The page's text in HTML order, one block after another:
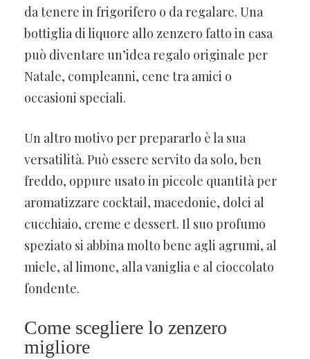
da tenere in frigorifero o da regalare. Una
bottiglia di liquore allo zenzero fatto in casa
può diventare un’idea regalo originale per
Natale, compleanni, cene tra amici o
occasioni speciali.
Un altro motivo per prepararlo è la sua
versatilità. Può essere servito da solo, ben
freddo, oppure usato in piccole quantità per
aromatizzare cocktail, macedonie, dolci al
cucchiaio, creme e dessert. Il suo profumo
speziato si abbina molto bene agli agrumi, al
miele, al limone, alla vaniglia e al cioccolato
fondente.
Come scegliere lo zenzero
migliore